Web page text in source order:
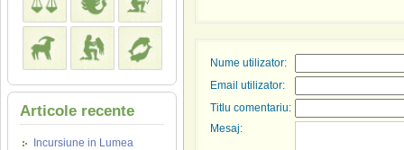
Articole recente
Incursiune in Lumea
Nume utilizator:
Email utilizator:
Titlu comentariu:
Mesaj: